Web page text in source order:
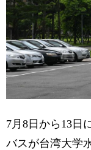
7月8日から13日
バスが台湾大学